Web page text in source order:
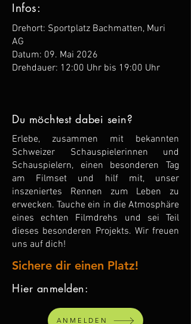
Infos:
Drehort: Sportplatz Bachmatten, Muri
AG
Datum: 09. Mai 2026
Drehdauer: 12:00 Uhr bis 19:00 Uhr
Du möchtest dabei sein?
Erlebe, zusammen mit bekannten
Schweizer Schauspielerinnen und
Schauspielern, einen besonderen Tag
am Filmset und hilf mit, unser
inszeniertes Rennen zum Leben zu
erwecken. Tauche ein in die Atmosphäre
eines echten Filmdrehs und sei Teil
dieses besonderen Projekts. Wir freuen
uns auf dich!
Sichere dir einen Platz!
Hier anmelden:
ANMELDEN